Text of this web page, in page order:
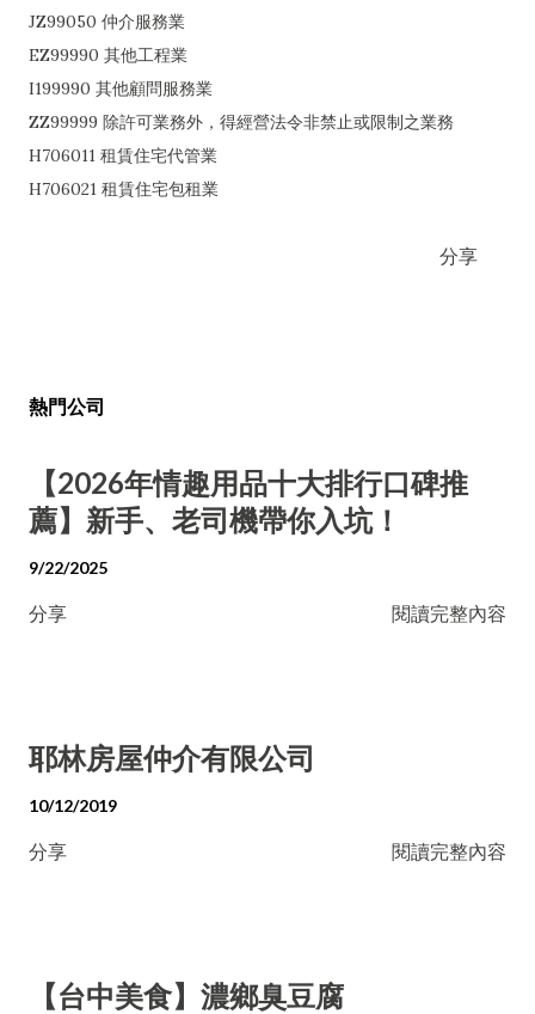
JZ99050 仲介服務業
EZ99990 其他工程業
I199990 其他顧問服務業
ZZ99999 除許可業務外，得經營法令非禁止或限制之業務
H706011 租賃住宅代管業
H706021 租賃住宅包租業
分享
熱門公司
【2026年情趣用品十大排行口碑推
薦】新手、老司機帶你入坑！
9/22/2025
分享 閱讀完整內容
耶林房屋仲介有限公司
10/12/2019
分享 閱讀完整內容
【台中美食】濃鄉臭豆腐